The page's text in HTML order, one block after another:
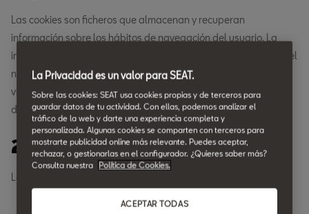
Las cookies son ficheros que almacenan y recuperan
información sobre los hábitos de navegación del usuario. La
información que se obtiene está relacionada, por ejemplo, con el
número de nuevos usuarios, la frecuencia y reincidencia de las
visitas, el tiempo que dura la misma, el navegador o el equipo
desde el que se realiza la visita o se ejecuta la aplicación.
2. Las cookies que utilizamos.
La Privacidad es un valor para SEAT.
Sobre las cookies: SEAT usa cookies propias y de terceros para
guardar datos de tu actividad. Con ellas, podemos analizar el
tráfico de la web y darte una experiencia completa y
personalizada. Algunas cookies se comparten con terceros para
mostrarte publicidad online más relevante. Puedes aceptar,
rechazar, o gestionarlas en el configurador. ¿Quieres saber más?
Consulta nuestra
Política de Cookies.
ACEPTAR TODAS